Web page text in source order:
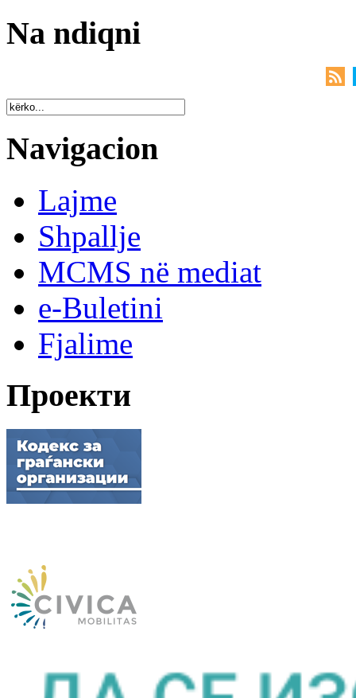
Na ndiqni
Navigacion
Lajme
Shpallje
MCMS në mediat
e-Buletini
Fjalime
Проекти